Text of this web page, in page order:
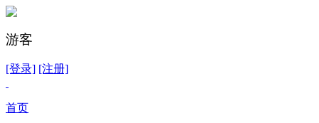
游客
[登录] [注册]
首页